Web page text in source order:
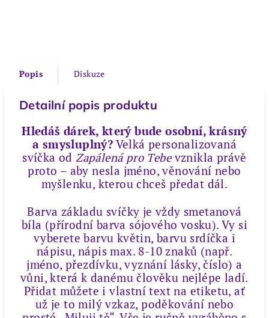
Popis Diskuze
Detailní popis produktu
Hledáš dárek, který bude osobní, krásný
a smysluplný? Velká personalizovaná
svíčka odZapálená pro Tebevznikla právě
proto – aby nesla jméno, věnování nebo
myšlenku, kterou chceš předat dál.
Barva základu svíčky je vždy smetanová
bíla (přírodní barva sójového vosku). Vy si
vyberete barvu květin, barvu srdíčka i
nápisu, nápis max. 8-10 znaků (např.
jméno, přezdívku, vyznání lásky, číslo) a
vůni, která k danému člověku nejlépe ladí.
Přidat můžete i vlastní text na etiketu, ať
už je to milý vzkaz, poděkování nebo